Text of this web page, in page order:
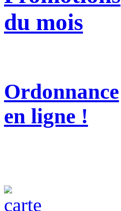
du mois
Ordonnance
en ligne !